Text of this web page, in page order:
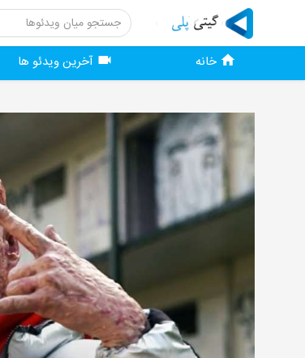
خانه آخرین ویدئو ها